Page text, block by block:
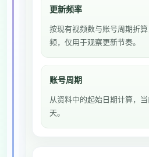
更新频率
按现有视频数与账号周期折
频，仅用于观察更新节奏。
账号周期
从资料中的起始日期计算，
天。